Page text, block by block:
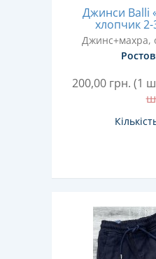
Джинси Balli
хлопчик 2-
Джинс+махра,
200,00 грн. (1